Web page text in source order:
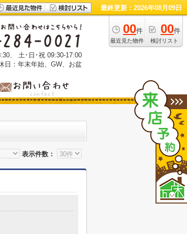
最終更新：2026年08月09日
00件
最近見た物件
00件
検討リスト
、 土･日･祝 09:30-17:00
日：年末年始、GW、お盆
表示件数：